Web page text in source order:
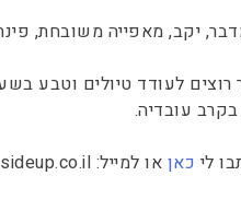
יקב, מאפייה משובחת,
רוצים לעודד טיולים
עובדיה.
לי כאן או למייל: